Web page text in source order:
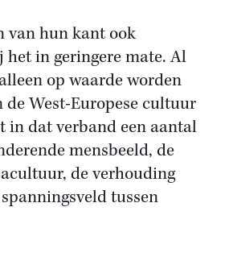
van hun kant ook
in geringere mate. Al
op waarde worden
de West-Europese cultuur
in dat verband een aantal
mensbeeld, de
de verhouding
tussen